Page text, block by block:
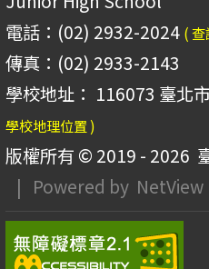
電話：(02) 2932-2024 (
傳真：(02) 2933-2143
學校地址： 116073 臺北
學校地理位置 )
版權所有 © 2019 - 2026
| Powered by NetView